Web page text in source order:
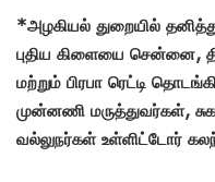
*அழகியல் துறையில்
புதிய கிளையை சென்னை,
மற்றும் பிரபா ரெட்டி
முன்னணி மருத்துவர்கள்,
வல்லுநர்கள் உள்ளிட்டோர்